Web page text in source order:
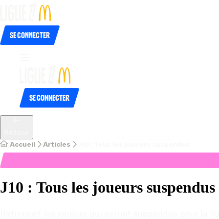
Se connecter
Se connecter
Accueil Articles
J10 : Tous les joueurs suspendus